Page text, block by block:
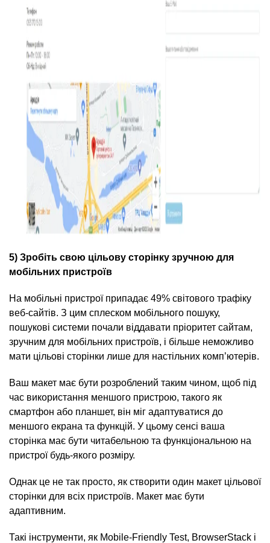
5) Зробіть свою цільову сторінку зручною для
мобільних пристроїв
На мобільні пристрої припадає 49% світового трафіку
веб-сайтів. З цим сплеском мобільного пошуку,
пошукові системи почали віддавати пріоритет сайтам,
зручним для мобільних пристроїв, і більше неможливо
мати цільові сторінки лише для настільних комп’ютерів.
Ваш макет має бути розроблений таким чином, щоб під
час використання меншого пристрою, такого як
смартфон або планшет, він міг адаптуватися до
меншого екрана та функцій. У цьому сенсі ваша
сторінка має бути читабельною та функціональною на
пристрої будь-якого розміру.
Однак це не так просто, як створити один макет цільової
сторінки для всіх пристроїв. Макет має бути
адаптивним.
Такі інструменти, як Mobile-Friendly Test, BrowserStack і